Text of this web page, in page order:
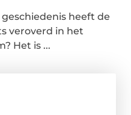
heeft de
veroverd in het
Het is ...